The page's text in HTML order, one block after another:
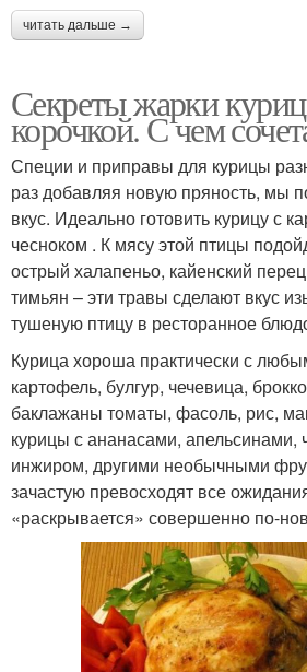
читать дальше →
Секреты жарки
корочкой. С чем
Специи и приправы для курицы
раз добавляя новую пряность, мы
вкус. Идеально готовить курицу с
чесноком . К мясу этой птицы
острый халапеньо, кайенский
тимьян – эти травы сделают вкус
тушеную птицу в ресторанное
Курица хороша практически с
картофель, булгур, чечевица,
баклажаны томаты, фасоль, рис,
курицы с ананасами, апельсинами,
инжиром, другими необычными
зачастую превосходят все
«раскрывается» совершенно по-